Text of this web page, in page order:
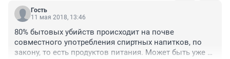
Гость
11 мая 2018, 13:46
80% бытовых убийств происходит на почве
совместного употребления спиртных напитков, по
закону, то есть продуктов питания. Может быть уже